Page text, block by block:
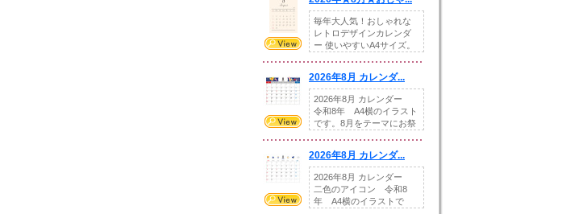
毎年大人気！おしゃれな
レトロデザインカレンダ
ー 使いやすいA4サイズ。
2026年8月 カレンダ...
2026年8月 カレンダー
令和8年 A4横のイラスト
です。8月をテーマにお祭
2026年8月 カレンダ...
2026年8月 カレンダー
二色のアイコン 令和8
年 A4横のイラストで